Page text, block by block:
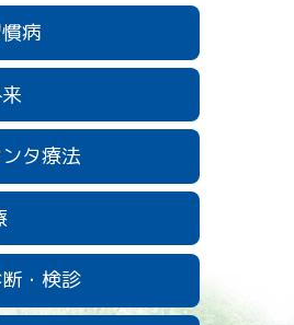
に開院し7周年を迎える事がで
イルス流行による影響もまだまだ
皆様のかかりつけ医として、スタ
て参りますので、末永くよろしく
院頂く患者様も増え、待ち時間が
迷惑をお掛けしている現状が続い
打開する為の策を検討中でござい
していきたいと思っておりますの
。
な検査実績を掲載致します。CT、
腹部・甲状腺超音波検査希望の方
下さい！
胃カメラ）685件（昨年度比-17
病
タ療法
・検診